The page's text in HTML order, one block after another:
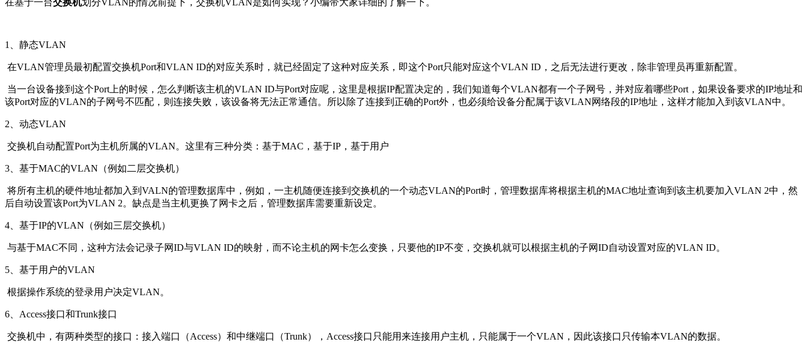
在基于一台交换机划分VLAN的情况前提下，交换机VLAN是如何实现？小编带大家详细的了解一下。
1、静态VLAN
在VLAN管理员最初配置交换机Port和VLAN ID的对应关系时，就已经固定了这种对应关系，即这个Port只能对应这个VLAN ID，之后无法进行更改，除非管理员再重新配置。
当一台设备接到这个Port上的时候，怎么判断该主机的VLAN ID与Port对应呢，这里是根据IP配置决定的，我们知道每个VLAN都有一个子网号，并对应着哪些Port，如果设备要求的IP地址和
该Port对应的VLAN的子网号不匹配，则连接失败，该设备将无法正常通信。所以除了连接到正确的Port外，也必须给设备分配属于该VLAN网络段的IP地址，这样才能加入到该VLAN中。
2、动态VLAN
交换机自动配置Port为主机所属的VLAN。这里有三种分类：基于MAC，基于IP，基于用户
3、基于MAC的VLAN（例如二层交换机）
将所有主机的硬件地址都加入到VALN的管理数据库中，例如，一主机随便连接到交换机的一个动态VLAN的Port时，管理数据库将根据主机的MAC地址查询到该主机要加入VLAN 2中，然
后自动设置该Port为VLAN 2。缺点是当主机更换了网卡之后，管理数据库需要重新设定。
4、基于IP的VLAN（例如三层交换机）
与基于MAC不同，这种方法会记录子网ID与VLAN ID的映射，而不论主机的网卡怎么变换，只要他的IP不变，交换机就可以根据主机的子网ID自动设置对应的VLAN ID。
5、基于用户的VLAN
根据操作系统的登录用户决定VLAN。
6、Access接口和Trunk接口
交换机中，有两种类型的接口：接入端口（Access）和中继端口（Trunk），Access接口只能用来连接用户主机，只能属于一个VLAN，因此该接口只传输本VLAN的数据。